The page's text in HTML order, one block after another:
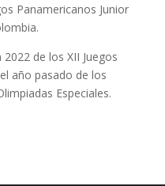
Panamericanos Junior
de los XII Juegos
año pasado de los
Especiales.